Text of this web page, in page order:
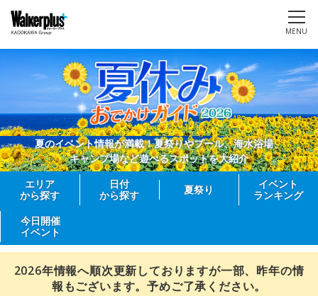
MENU
夏のイベント情報が満載！夏祭りやプール、海水浴場、
キャンプ場など遊べるスポットを大紹介
エリア
から探す
日付
から探す
夏祭り
イベント
ランキング
今日開催
イベント
2026年情報へ順次更新しておりますが一部、昨年の情
報もございます。予めご了承ください。